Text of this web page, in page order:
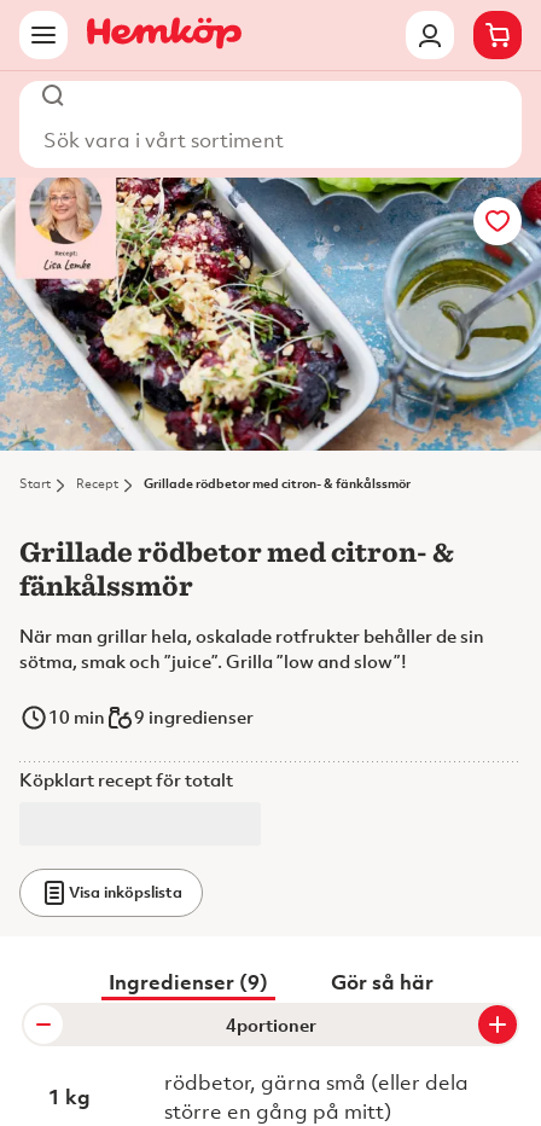
Start Recept Grillade rödbetor med citron- & fänkålssmör
Grillade rödbetor med citron- &
fänkålssmör
När man grillar hela, oskalade rotfrukter behåller de sin
sötma, smak och ”juice”. Grilla ”low and slow”!
10 min 9 ingredienser
Köpklart recept för totalt
Visa inköpslista
Ingredienser (9) Gör så här
portioner
1 kg
rödbetor, gärna små (eller dela
större en gång på mitt)